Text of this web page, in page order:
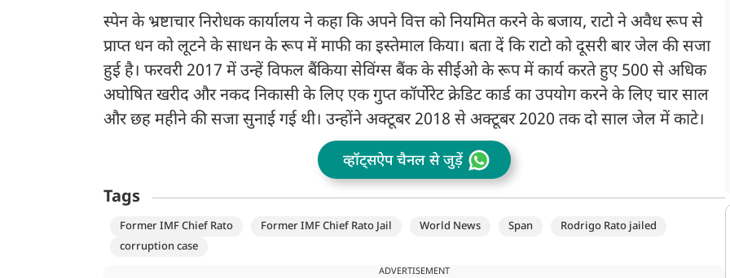
स्पेन के भ्रष्टाचार निरोधक कार्यालय ने कहा कि अपने वित्त को नियमित करने के बजाय, राटो ने अवैध रूप से
प्राप्त धन को लूटने के साधन के रूप में माफी का इस्तेमाल किया। बता दें कि राटो को दूसरी बार जेल की सजा
हुई है। फरवरी 2017 में उन्हें विफल बैंकिया सेविंग्स बैंक के सीईओ के रूप में कार्य करते हुए 500 से अधिक
अघोषित खरीद और नकद निकासी के लिए एक गुप्त कॉर्पोरेट क्रेडिट कार्ड का उपयोग करने के लिए चार साल
और छह महीने की सजा सुनाई गई थी। उन्होंने अक्टूबर 2018 से अक्टूबर 2020 तक दो साल जेल में काटे।
व्हॉट्सऐप चैनल से जुड़ें
Tags
Former IMF Chief Rato Former IMF Chief Rato Jail World News Span
Rodrigo Rato jailed
corruption case
ADVERTISEMENT